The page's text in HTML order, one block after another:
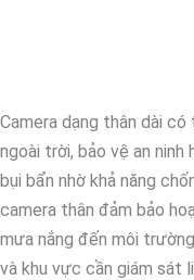
Chip Progressive Scan
Camera dạng thân dài
ngoài trời, bảo vệ an
bụi bẩn nhờ khả năng
camera thân đảm bảo
mưa nắng đến môi
và khu vực cần giám sát